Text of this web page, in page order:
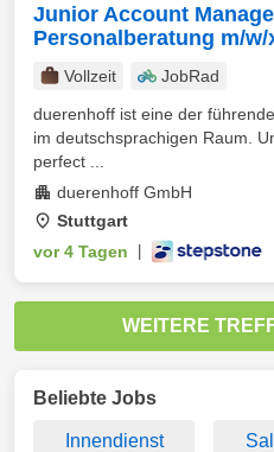
Junior Account
Personalberatung m/w/
Vollzeit
JobRad
duerenhoff ist eine der
im deutschsprachigen Raum.
perfect ...
duerenhoff GmbH
Stuttgart
vor 4 Tagen
WEITERE
Beliebte Jobs
Innendienst